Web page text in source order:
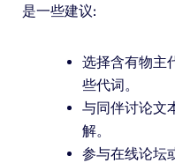
是一些建议:
选择含有物主
些代词。
与同伴讨论文
解。
参与在线论坛